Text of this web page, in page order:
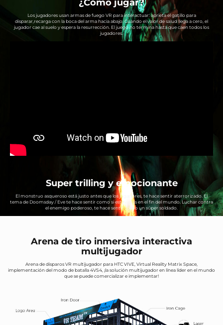
¿Cómo jugar?
Los jugadores usan armas de fuego VR para interactuar: aprieta el gatillo para
disparar,recarga con la boca del arma hacia abajo. Cuando el valor de salud llega a cero, el
jugador cae al suelo y espera la resurrección. El juego no termina hasta que caen todos los
jugadores.
Super trilling y emocionante
El monstruo asqueroso está justo antes que los jugadores, te hace sentir aterrorizado. El
tema de Doomsday / Eve te hace sentir como si estuvieras en el fin del mundo. Luchar contra
el enemigo poderoso, te hace sentir como un súper soldado.
Arena de tiro inmersiva interactiva
multijugador
Arena de disparos VR multijugador para HTC VIVE, Virtual Reality Matrix Space,
implementación del modo de batalla 4VS4, ¡la solución multijugador en línea líder en el mundo
que se puede comercializar e implementar!